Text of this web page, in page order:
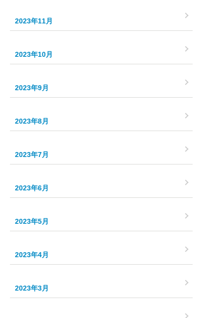
2023年11月
2023年10月
2023年9月
2023年8月
2023年7月
2023年6月
2023年5月
2023年4月
2023年3月